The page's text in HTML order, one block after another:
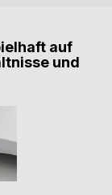
auf
und